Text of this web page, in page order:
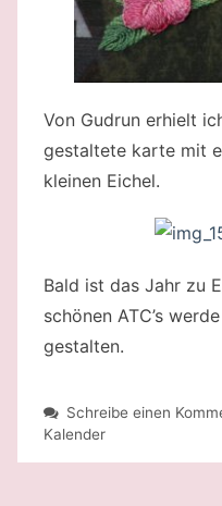
Von Gudrun erhielt
gestaltete karte mit
kleinen Eichel.
Bald ist das Jahr zu
schönen ATC’s
gestalten.
Schreibe einen
Kalender